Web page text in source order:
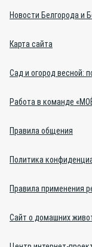
Новости Белгорода и
Карта сайта
Сад и огород весной:
Работа в команде
Правила общения
Политика
Правила применения
Сайт о домашних